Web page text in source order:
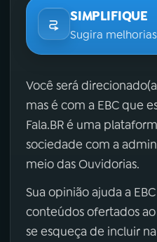
SIMPLIFIQUE
Sugira
Você será
mas é com a EBC que
Fala.BR é uma
sociedade com a
meio das Ouvidorias.
Sua opinião ajuda a
conteúdos ofertados
se esqueça de incluir